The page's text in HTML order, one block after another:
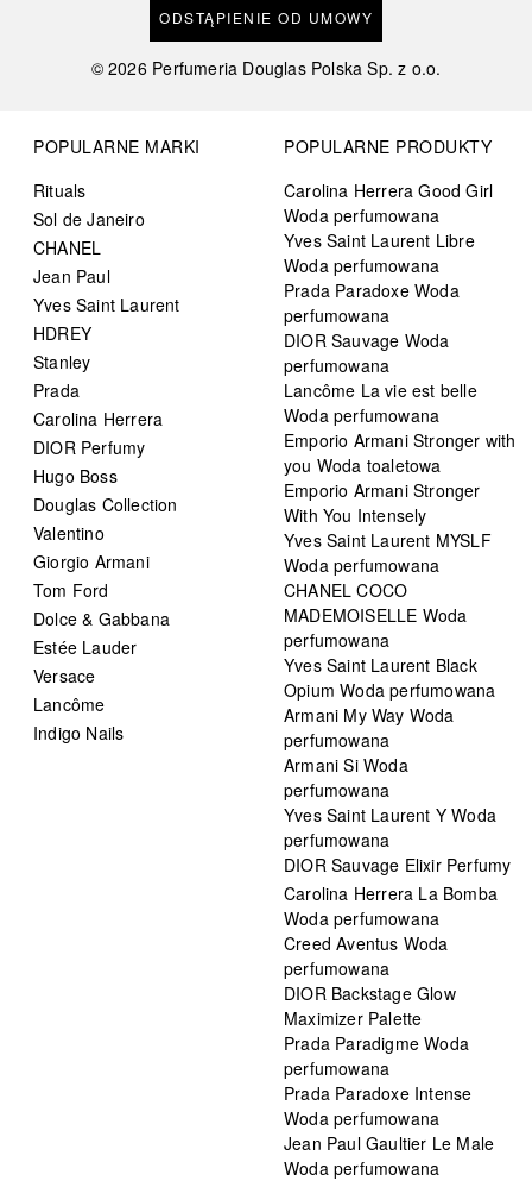
ODSTĄPIENIE OD UMOWY
©2026 Perfumeria Douglas Polska Sp. z o.o.
POPULARNE MARKI
Rituals
Sol de Janeiro
CHANEL
Jean Paul
Yves Saint Laurent
HDREY
Stanley
Prada
Carolina Herrera
DIOR Perfumy
Hugo Boss
Douglas Collection
Valentino
Giorgio Armani
Tom Ford
Dolce & Gabbana
Estée Lauder
Versace
Lancôme
Indigo Nails
POPULARNE PRODUKTY
Carolina Herrera Good Girl
Woda perfumowana
Yves Saint Laurent Libre
Woda perfumowana
Prada Paradoxe Woda
perfumowana
DIOR Sauvage Woda
perfumowana
Lancôme La vie est belle
Woda perfumowana
Emporio Armani Stronger with
you Woda toaletowa
Emporio Armani Stronger
With You Intensely
Yves Saint Laurent MYSLF
Woda perfumowana
CHANEL COCO
MADEMOISELLE Woda
perfumowana
Yves Saint Laurent Black
Opium Woda perfumowana
Armani My Way Woda
perfumowana
Armani Si Woda
perfumowana
Yves Saint Laurent Y Woda
perfumowana
DIOR Sauvage Elixir Perfumy
Carolina Herrera La Bomba
Woda perfumowana
Creed Aventus Woda
perfumowana
DIOR Backstage Glow
Maximizer Palette
Prada Paradigme Woda
perfumowana
Prada Paradoxe Intense
Woda perfumowana
Jean Paul Gaultier Le Male
Woda perfumowana